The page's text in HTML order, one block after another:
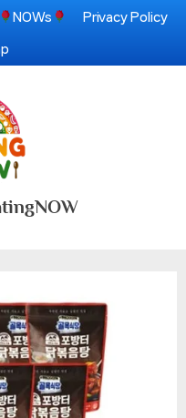
NOWs Privacy Policy